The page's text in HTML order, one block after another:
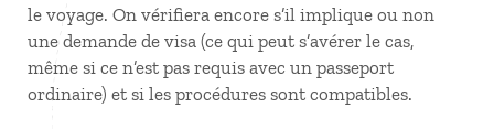
le voyage. On vérifiera encore s’il implique ou non
une demande de visa (ce qui peut s’avérer le cas,
même si ce n’est pas requis avec un passeport
ordinaire) et si les procédures sont compatibles.